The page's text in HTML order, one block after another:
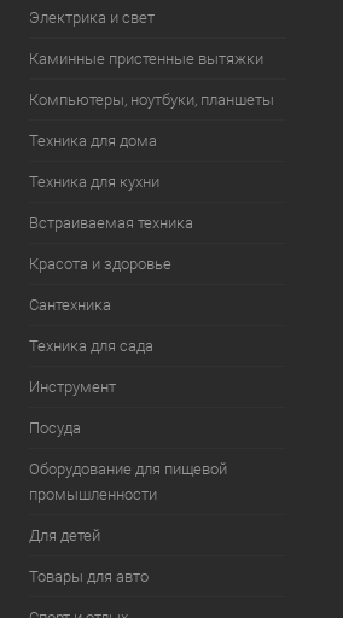
Электрика и свет
Каминные пристенные вытяжки
Компьютеры, ноутбуки, планшеты
Техника для дома
Техника для кухни
Встраиваемая техника
Красота и здоровье
Сантехника
Техника для сада
Инструмент
Посуда
Оборудование для пищевой
промышленности
Для детей
Товары для авто